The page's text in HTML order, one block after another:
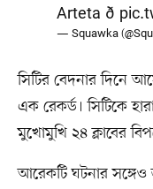
Arteta ð
— Squawka
সিটির বেদনার দিনে
এক রেকর্ড। সিটিকে
মুখোমুখি ২৪ ক্লাবের
আরেকটি ঘটনার